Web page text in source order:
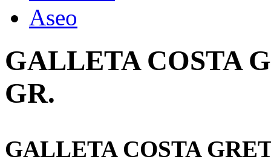
Aseo
GALLETA COSTA
GR.
GALLETA COSTA